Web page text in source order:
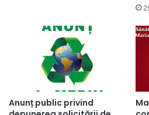
Anunț public privind